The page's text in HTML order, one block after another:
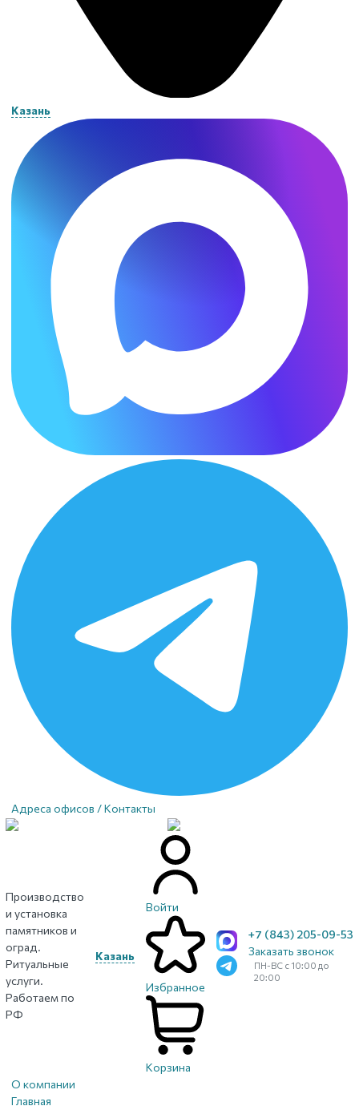
Казань
Адреса офисов / Контакты
Производство
и установка
памятников и
оград.
Ритуальные
услуги.
Работаем по
РФ
Казань
Войти
Избранное
Корзина
+7 (843) 205-09-53
Заказать звонок
ПН-ВС с 10:00 до
20:00
О компании
Главная